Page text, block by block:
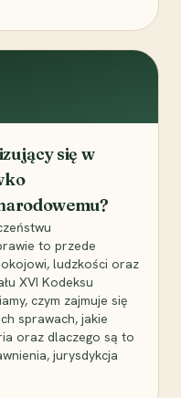
się w
to przede
ludzkości oraz
XVI Kodeksu
czym zajmuje się
sprawach, jakie
oraz dlaczego są to
jurysdykcja